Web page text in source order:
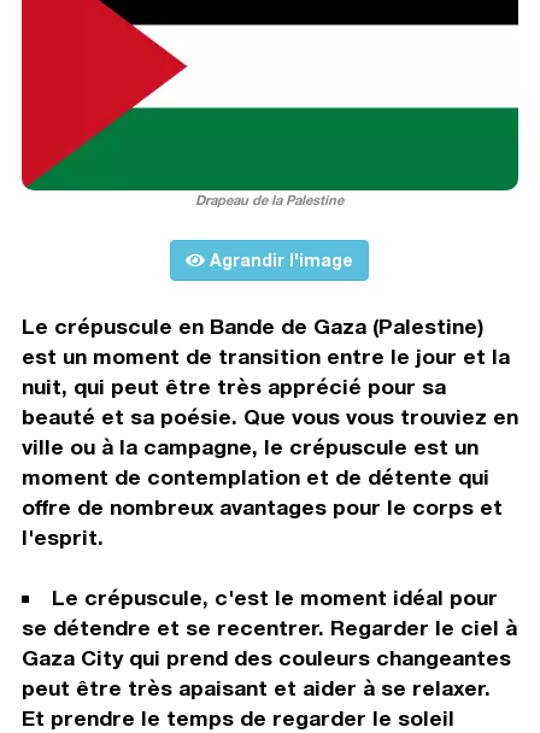
Drapeau de la Palestine
Agrandir l'image
Le crépuscule en Bande de Gaza (Palestine)
est un moment de transition entre le jour et la
nuit, qui peut être très apprécié pour sa
beauté et sa poésie. Que vous vous trouviez en
ville ou à la campagne, le crépuscule est un
moment de contemplation et de détente qui
offre de nombreux avantages pour le corps et
l'esprit.
Le crépuscule, c'est le moment idéal pour
se détendre et se recentrer. Regarder le ciel à
Gaza City qui prend des couleurs changeantes
peut être très apaisant et aider à se relaxer.
Et prendre le temps de regarder le soleil